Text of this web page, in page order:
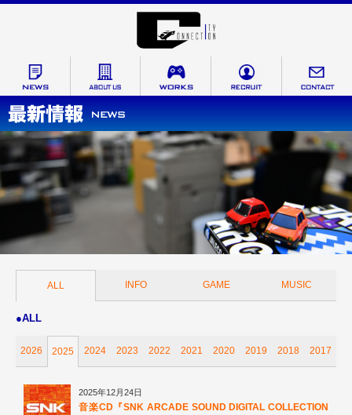
ALL INFO GAME MUSIC
●ALL
2026 2025 2024 2023 2022 2021 2020 2019 2018 2017
2025年12月24日
音楽CD『SNK ARCADE SOUND DIGITAL COLLECTION